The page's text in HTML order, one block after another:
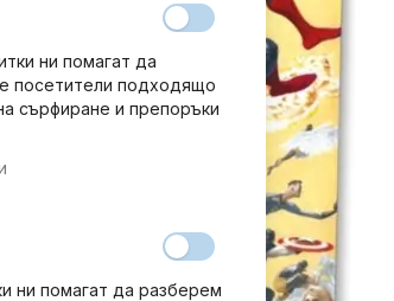
ни помагат да
посетители подходящо
сърфиране и препоръки
ни помагат да разберем